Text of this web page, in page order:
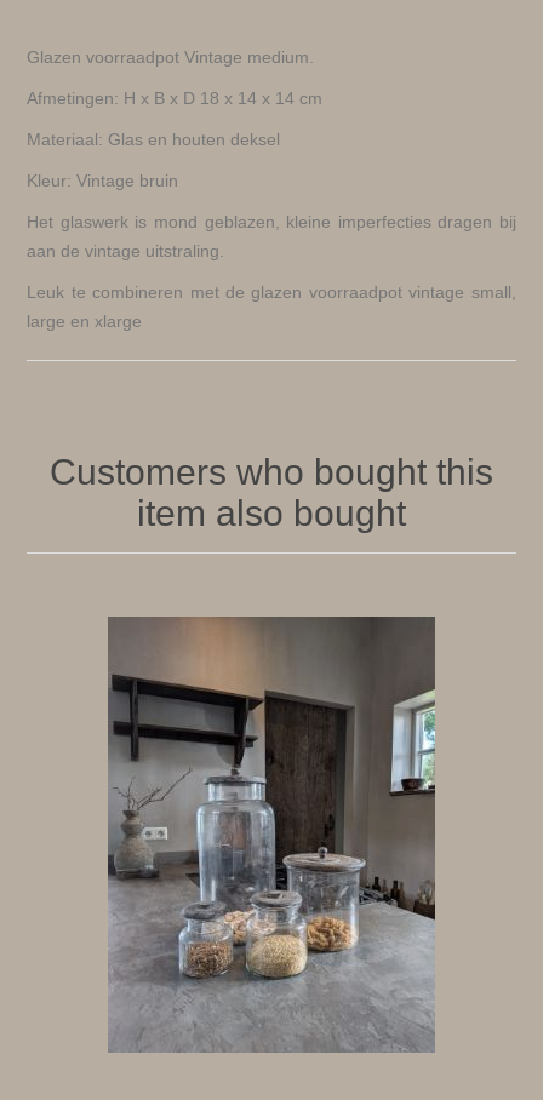
Glazen voorraadpot Vintage medium.
Afmetingen: H x B x D 18 x 14 x 14 cm
Materiaal: Glas en houten deksel
Kleur: Vintage bruin
Het glaswerk is mond geblazen, kleine imperfecties dragen bij
aan de vintage uitstraling.
Leuk te combineren met de glazen voorraadpot vintage small,
large en xlarge
Customers who bought this
item also bought